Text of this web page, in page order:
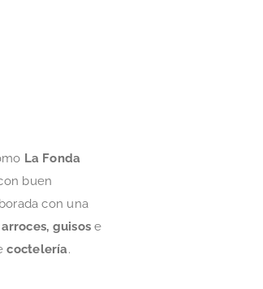
La Fonda
buen
con una
arroces, guisose
coctelería.